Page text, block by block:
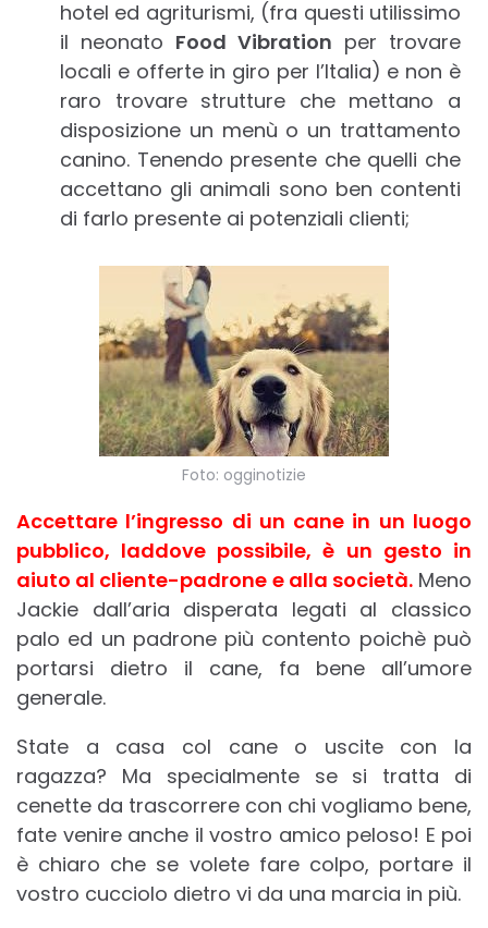
hotel ed agriturismi, (fra questi utilissimo
il neonato Food Vibration per trovare
locali e offerte in giro per l’Italia) e non è
raro trovare strutture che mettano a
disposizione un menù o un trattamento
canino. Tenendo presente che quelli che
accettano gli animali sono ben contenti
di farlo presente ai potenziali clienti;
Foto: ogginotizie
Accettare l’ingresso di un cane in un luogo
pubblico, laddove possibile, è un gesto in
aiuto al cliente-padrone e alla società.Meno
Jackie dall’aria disperata legati al classico
palo ed un padrone più contento poichè può
portarsi dietro il cane, fa bene all’umore
generale.
State a casa col cane o uscite con la
ragazza? Ma specialmente se si tratta di
cenette da trascorrere con chi vogliamo bene,
fate venire anche il vostro amico peloso! E poi
è chiaro che se volete fare colpo, portare il
vostro cucciolo dietro vi da una marcia in più.